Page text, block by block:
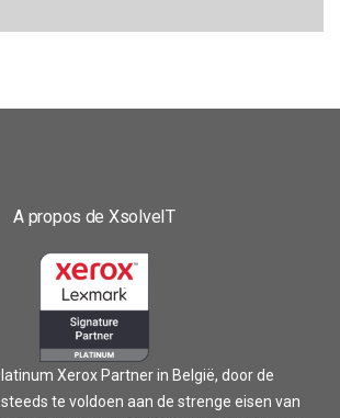
A propos de XsolveIT
Xerox Partner in België, door de
te voldoen aan de strenge eisen van